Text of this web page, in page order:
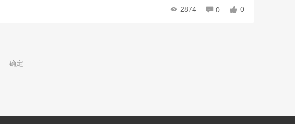
2874 0 0
确定